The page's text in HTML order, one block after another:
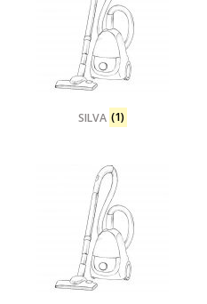
SILVA (1)